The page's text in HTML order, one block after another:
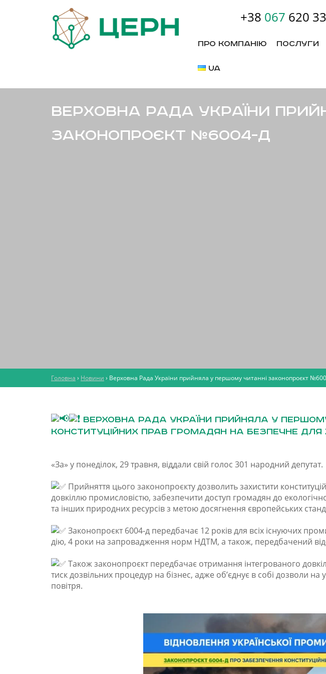
+38 067 620
Про Компанію Послуги
UA
Верховна Рада України
законопроєкт №6004-д
Головна › Новини › Верховна Рада України прийняла у першому читанні законопроєкт
Верховна Рада України прийняла у
конституційних прав громадян на безпечне для
«За» у понеділок, 29 травня, віддали свій голос 301 народний депутат.
Прийняття цього законопроєкту дозволить захистити
довкіллю промисловістю, забезпечити доступ громадян до
та інших природних ресурсів з метою досягнення європейських
Законопроєкт 6004-д передбачає 12 років для всіх існуючих
дію, 4 роки на запровадження норм НДТМ, а також, передбачений
Також законопроєкт передбачає отримання інтегрованого
тиск дозвільних процедур на бізнес, адже об’єднує в собі дозволи
повітря.